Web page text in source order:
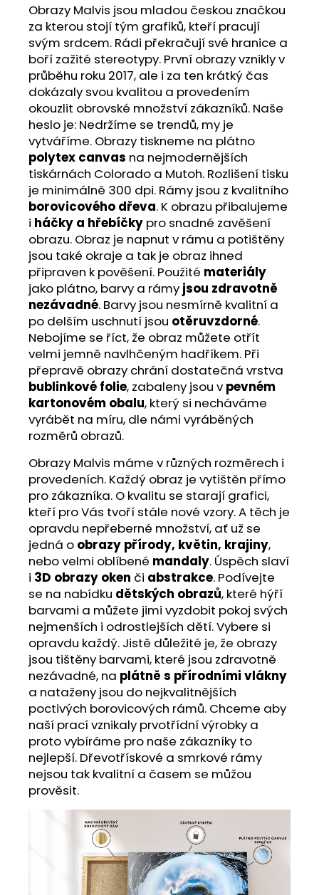
Obrazy Malvis jsou mladou českou značkou
za kterou stojí tým grafiků, kteří pracují
svým srdcem. Rádi překračují své hranice a
boří zažité stereotypy. První obrazy vznikly v
průběhu roku 2017, ale i za ten krátký čas
dokázaly svou kvalitou a provedením
okouzlit obrovské množství zákazníků. Naše
heslo je: Nedržíme se trendů, my je
vytváříme. Obrazy tiskneme na plátno
polytex canvas na nejmodernějších
tiskárnách Colorado a Mutoh. Rozlišení tisku
je minimálně 300 dpi. Rámy jsou z kvalitního
borovicového dřeva. K obrazu přibalujeme
i háčky a hřebíčky pro snadné zavěšení
obrazu. Obraz je napnut v rámu a potištěny
jsou také okraje a tak je obraz ihned
připraven k pověšení. Použité materiály
jako plátno, barvy a rámy jsou zdravotně
nezávadné. Barvy jsou nesmírně kvalitní a
po delším uschnutí jsou otěruvzdorné.
Nebojíme se říct, že obraz můžete otřít
velmi jemně navlhčeným hadříkem. Při
přepravě obrazy chrání dostatečná vrstva
bublinkové folie, zabaleny jsou v pevném
kartonovém obalu, který si necháváme
vyrábět na míru, dle námi vyráběných
rozměrů obrazů.
Obrazy Malvis máme v různých rozměrech i
provedeních. Každý obraz je vytištěn přímo
pro zákazníka. O kvalitu se starají grafici,
kteří pro Vás tvoří stále nové vzory. A těch je
opravdu nepřeberné množství, ať už se
jedná o obrazy přírody, květin, krajiny,
nebo velmi oblíbené mandaly. Úspěch slaví
i 3D obrazy oken či abstrakce. Podívejte
se na nabídku dětských obrazů, které hýří
barvami a můžete jimi vyzdobit pokoj svých
nejmenších i odrostlejších dětí. Vybere si
opravdu každý. Jistě důležité je, že obrazy
jsou tištěny barvami, které jsou zdravotně
nezávadné, na plátně s přírodními vlákny
a nataženy jsou do nejkvalitnějších
poctivých borovicových rámů. Chceme aby
naší prací vznikaly prvotřídní výrobky a
proto vybíráme pro naše zákazníky to
nejlepší. Dřevotřískové a smrkové rámy
nejsou tak kvalitní a časem se můžou
prověsit.